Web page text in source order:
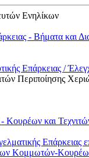
Ενηλίκων
- Βήματα και
Επάρκειας /
Περιποίησης
και
Κομμωτών-